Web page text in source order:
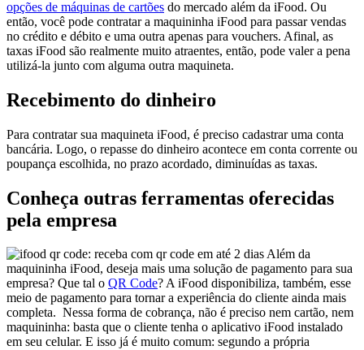
opções de máquinas de cartões do mercado além da iFood. Ou
então, você pode contratar a maquininha iFood para passar vendas
no crédito e débito e uma outra apenas para vouchers. Afinal, as
taxas iFood são realmente muito atraentes, então, pode valer a pena
utilizá-la junto com alguma outra maquineta.
Recebimento do dinheiro
Para contratar sua maquineta iFood, é preciso cadastrar uma conta
bancária. Logo, o repasse do dinheiro acontece em conta corrente ou
poupança escolhida, no prazo acordado, diminuídas as taxas.
Conheça outras ferramentas oferecidas
pela empresa
Além da
maquininha iFood, deseja mais uma solução de pagamento para sua
empresa? Que tal o QR Code? A iFood disponibiliza, também, esse
meio de pagamento para tornar a experiência do cliente ainda mais
completa. Nessa forma de cobrança, não é preciso nem cartão, nem
maquininha: basta que o cliente tenha o aplicativo iFood instalado
em seu celular. E isso já é muito comum: segundo a própria